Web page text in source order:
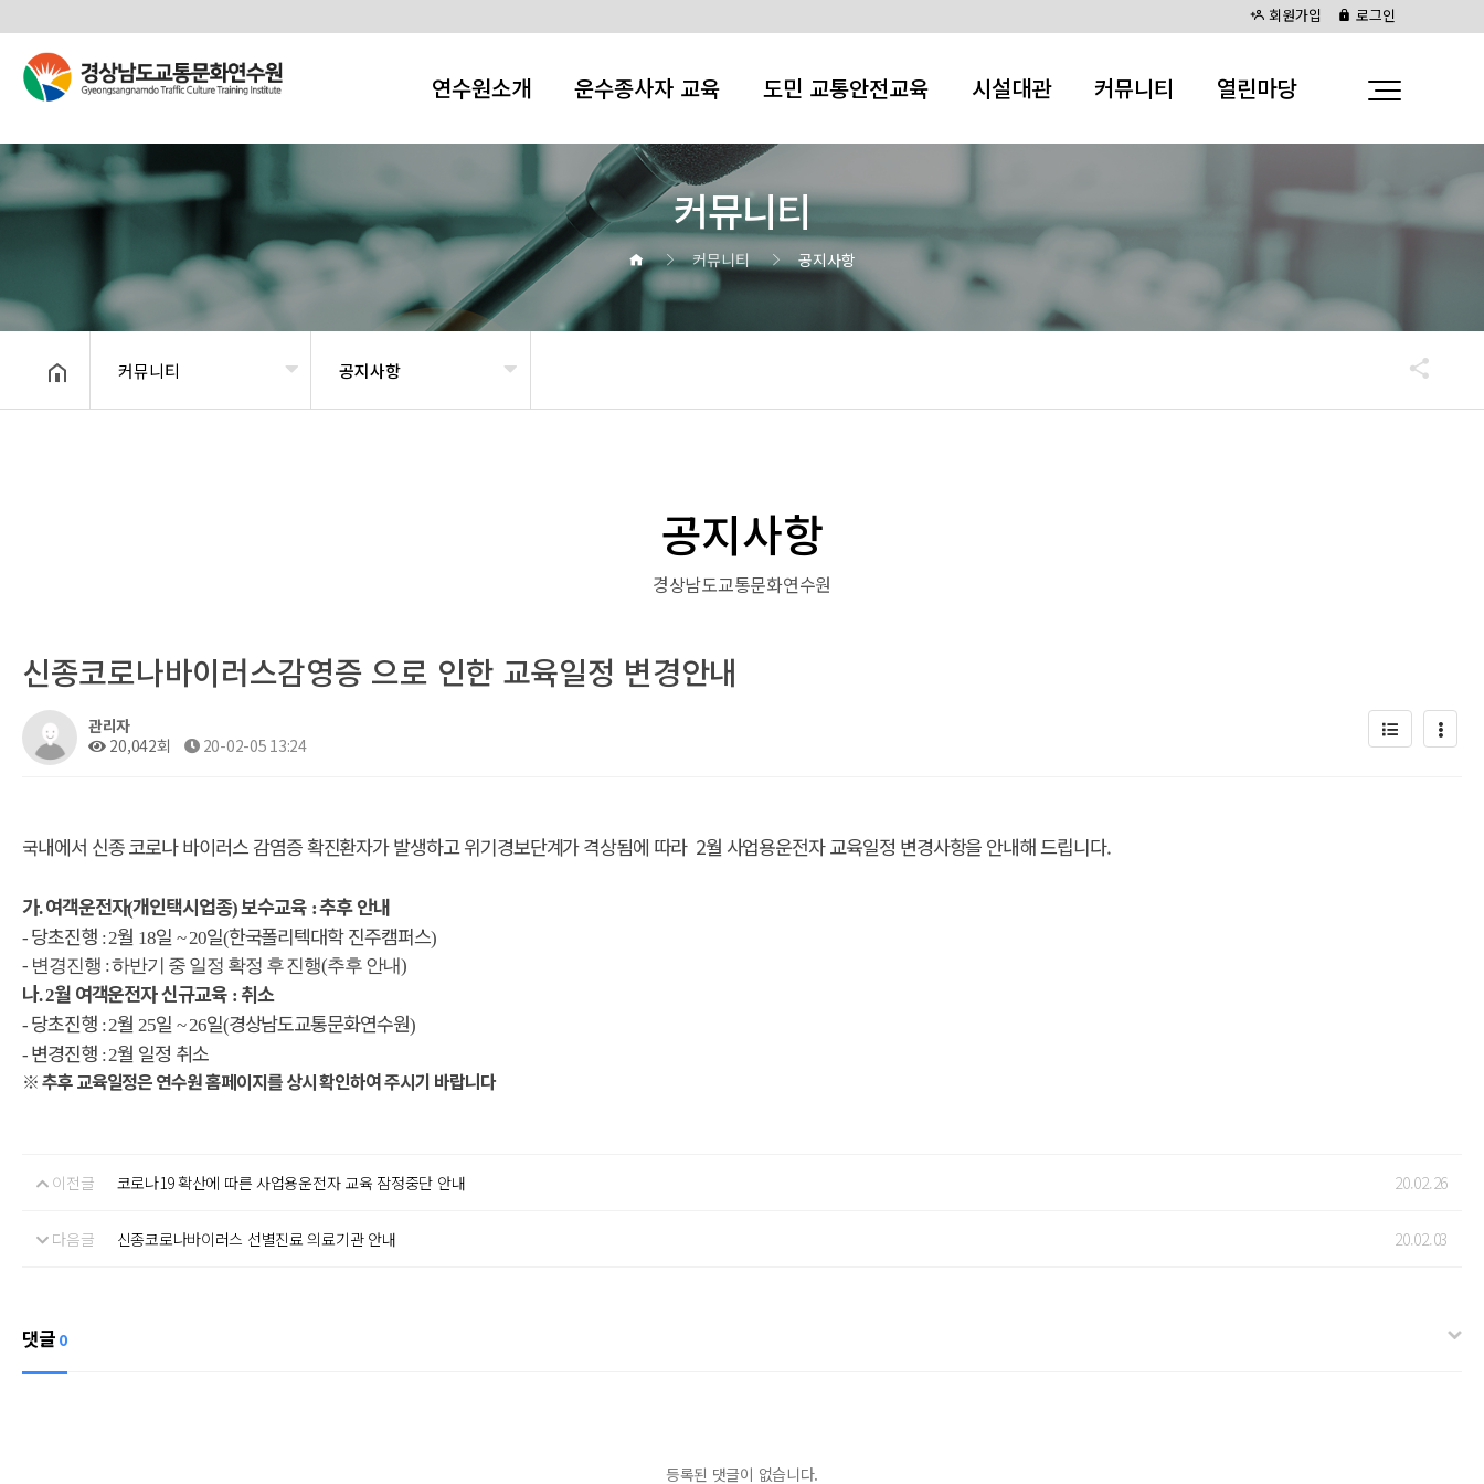
회원가입 로그인
연수원소개 운수종사자 교육 도민 교통안전교육 시설대관 커뮤니티 열린마당
커뮤니티
커뮤니티 공지사항
커뮤니티 공지사항
공지사항
경상남도교통문화연수원
신종코로나바이러스감영증 으로 인한 교육일정 변경안내
관리자
20,042회
20-02-05 13:24
국내에서 신종 코로나 바이러스 감염증 확진환자가 발생하고 위기경보단계가 격상됨에 따라 2월 사업용운전자 교육일정 변경사항을 안내해 드립니다.
가.여객운전자(개인택시업종)보수교육 :추후 안내
- 당초진행 : 2월 18일 ~ 20일(한국폴리텍대학 진주캠퍼스)
- 변경진행 :하반기 중 일정 확정 후 진행(추후 안내)
나. 2월 여객운전자 신규교육 : 취소
- 당초진행 : 2월25일 ~ 26일(경상남도교통문화연수원)
- 변경진행 : 2월 일정 취소
※ 추후 교육일정은 연수원 홈페이지를 상시 확인하여 주시기 바랍니다
이전글 코로나19 확산에 따른 사업용운전자 교육 잠정중단 안내 20.02.26
다음글 신종코로나바이러스 선별진료 의료기관 안내 20.02.03
댓글 0
등록된 댓글이 없습니다.